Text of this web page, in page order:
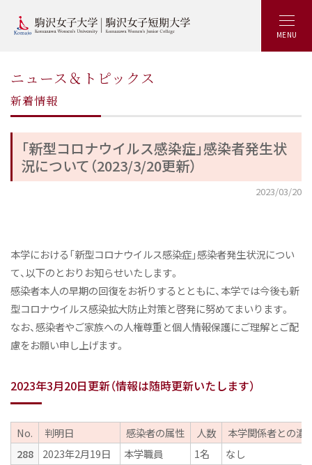
MENU
ニュース＆トピックス
新着情報
「新型コロナウイルス感染症」感染者発生状
況について（2023/3/20更新）
2023/03/20
本学における「新型コロナウイルス感染症」感染者発生状況につい
て、以下のとおりお知らせいたします。
感染者本人の早期の回復をお祈りするとともに、本学では今後も新
型コロナウイルス感染拡大防止対策と啓発に努めてまいります。
なお、感染者やご家族への人権尊重と個人情報保護にご理解とご配
慮をお願い申し上げます。
2023年3月20日更新（情報は随時更新いたします）
No. 判明日 感染者の属性 人数 本学関係者との濃
288
2023年2月19日 本学職員 1名
なし